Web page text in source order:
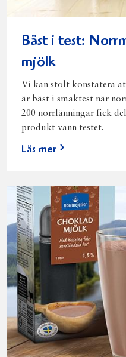
Bäst i test:
mjölk
Vi kan stolt konstatera
är bäst i smaktest när
200 norrlänningar fick
produkt vann testet.
Läs mer